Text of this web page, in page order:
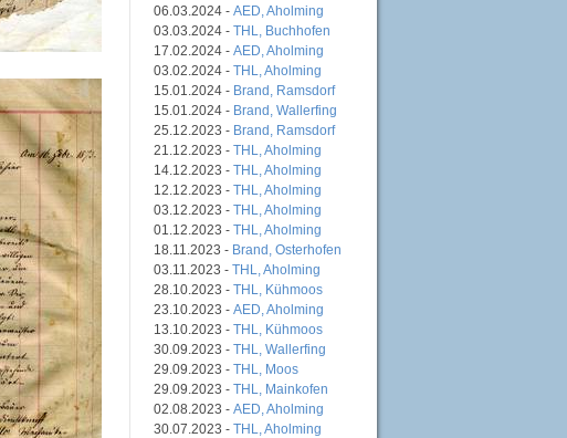
06.03.2024 - AED, Aholming
03.03.2024 - THL, Buchhofen
17.02.2024 - AED, Aholming
03.02.2024 - THL, Aholming
15.01.2024 - Brand, Ramsdorf
15.01.2024 - Brand, Wallerfing
25.12.2023 - Brand, Ramsdorf
21.12.2023 - THL, Aholming
14.12.2023 - THL, Aholming
12.12.2023 - THL, Aholming
03.12.2023 - THL, Aholming
01.12.2023 - THL, Aholming
18.11.2023 - Brand, Osterhofen
03.11.2023 - THL, Aholming
28.10.2023 - THL, Kühmoos
23.10.2023 - AED, Aholming
13.10.2023 - THL, Kühmoos
30.09.2023 - THL, Wallerfing
29.09.2023 - THL, Moos
29.09.2023 - THL, Mainkofen
02.08.2023 - AED, Aholming
30.07.2023 - THL, Aholming